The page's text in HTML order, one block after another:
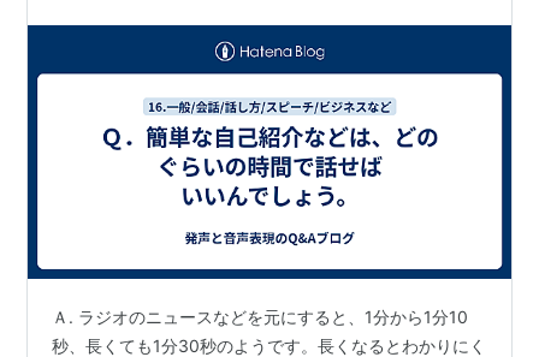
Ａ. ラジオのニュースなどを元にすると、1分から1分10
秒、長くても1分30秒のようです。長くなるとわかりにく